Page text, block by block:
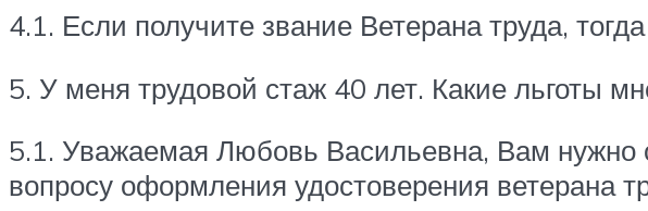
4.1. Если получите звание Ветерана труда,
5. У меня трудовой стаж 40 лет. Какие льготы
5.1. Уважаемая Любовь Васильевна, Вам нужно
вопросу оформления удостоверения ветерана